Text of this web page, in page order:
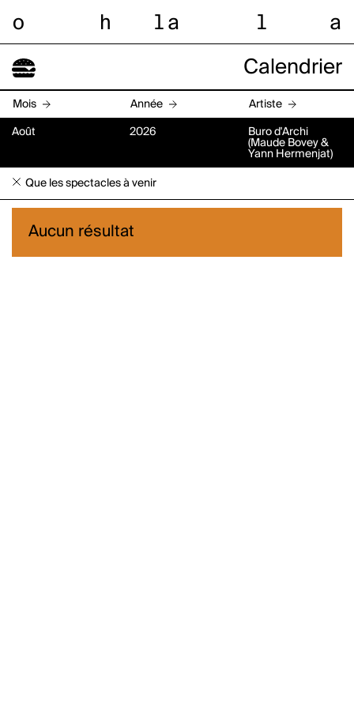
o h l a l a
Calendrier
Mois Année Artiste
Août 2026
Buro d'Archi
(Maude Bovey &
Yann Hermenjat)
Que les spectacles à venir
Aucun résultat